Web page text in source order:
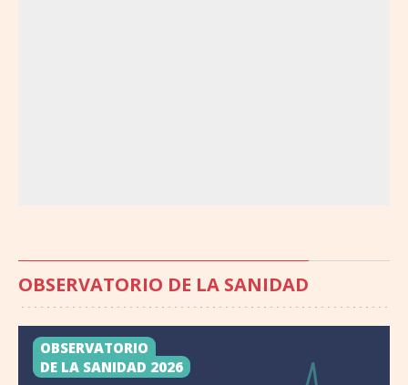
OBSERVATORIO DE LA SANIDAD
OBSERVATORIO
DE LA SANIDAD 2026